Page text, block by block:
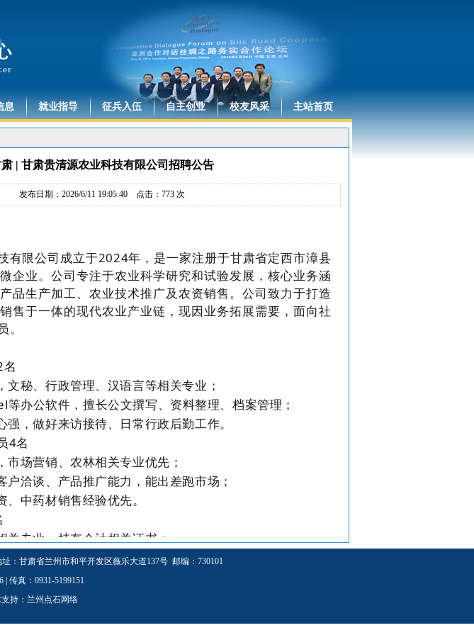
息 就业指导 征兵入伍 自主创业 校友风采 主站首页
| 甘肃贵清源农业科技有限公司招聘公告
发布日期：2026/6/11 19:05:40 点击： 773 次
有限公司成立于2024年，是一家注册于甘肃省定西市漳县
企业。公司专注于农业科学研究和试验发展，核心业务涵
品生产加工、农业技术推广及农资销售。公司致力于打造
售于一体的现代农业产业链，现因业务拓展需要，面向社
名
文秘、行政管理、汉语言等相关专业；
办公软件，擅长公文撰写、资料整理、档案管理；
，做好来访接待、日常行政后勤工作。
4名
市场营销、农林相关专业优先；
户洽谈、产品推广能力，能出差跑市场；
中药材销售经验优先。
关专业，持有会计相关证书；
、成本核算、票据管理，熟练财务软件；
务制度，有企业实操经验优先。
人员6名
：甘肃省兰州市和平开发区薇乐大道137号 邮编：730101
| 传真：0931-5199151
持： 兰州点石网络